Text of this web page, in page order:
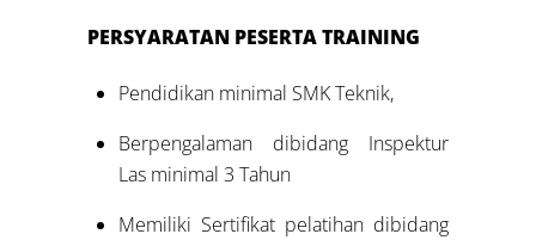
PERSYARATAN PESERTA TRAINING
Pendidikan minimal SMK Teknik,
Berpengalaman dibidang Inspektur
Las minimal 3 Tahun
Memiliki Sertifikat pelatihan dibidang